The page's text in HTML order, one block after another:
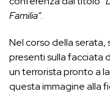
Familia”.
Nel corso della serata,
presenti sulla facciata
un terrorista pronto a
questa immagine alla